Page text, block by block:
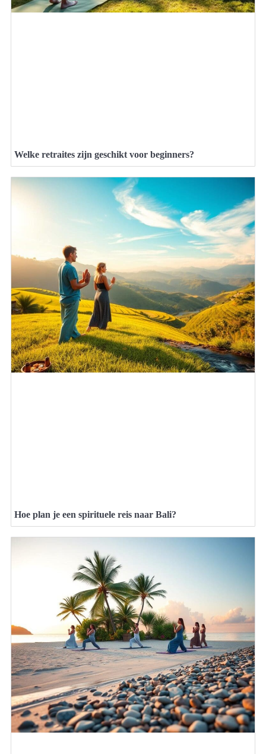
Welke retraites zijn geschikt voor beginners?
Hoe plan je een spirituele reis naar Bali?